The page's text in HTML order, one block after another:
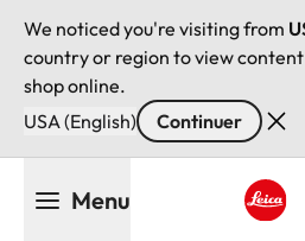
We noticed you're visiting from
country or region to view
shop online.
USA (English)
Continuer
Menu